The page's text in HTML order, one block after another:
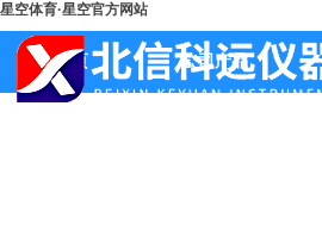
星空体育·星空官方网站
首页 公司产品